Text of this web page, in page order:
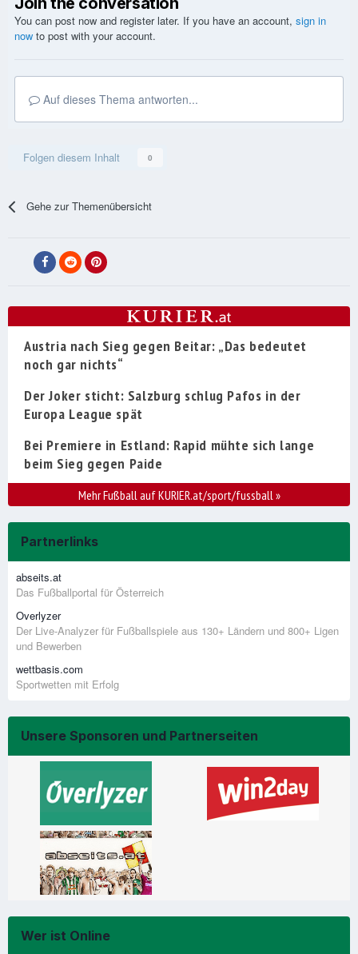
You can post now and register later. If you have an account, sign in
now to post with your account.
Auf dieses Thema antworten...
Folgen diesem Inhalt 0
Gehe zur Themenübersicht
Austria nach Sieg gegen Beitar: „Das bedeutet
noch gar nichts“
Der Joker sticht: Salzburg schlug Pafos in der
Europa League spät
Bei Premiere in Estland: Rapid mühte sich lange
beim Sieg gegen Paide
Mehr Fußball auf KURIER.at/sport/fussball»
Partnerlinks
abseits.at
Das Fußballportal für Österreich
Overlyzer
Der Live-Analyzer für Fußballspiele aus 130+ Ländern und 800+ Ligen
und Bewerben
wettbasis.com
Sportwetten mit Erfolg
Unsere Sponsoren und Partnerseiten
Wer ist Online